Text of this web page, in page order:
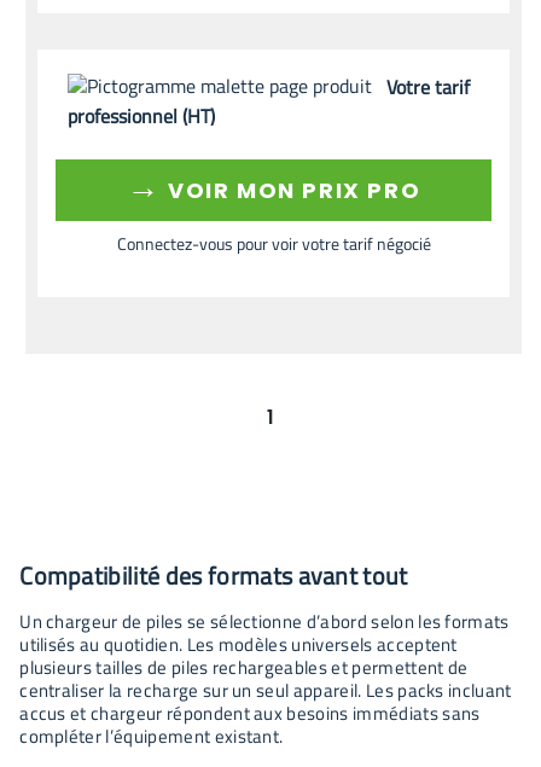
Votre tarif
professionnel (HT)
→ VOIR MON PRIX PRO
Connectez-vous pour voir votre tarif négocié
1
Compatibilité des formats avant tout
Un chargeur de piles se sélectionne d’abord selon les formats
utilisés au quotidien. Les modèles universels acceptent
plusieurs tailles de piles rechargeables et permettent de
centraliser la recharge sur un seul appareil. Les packs incluant
accus et chargeur répondent aux besoins immédiats sans
compléter l’équipement existant.